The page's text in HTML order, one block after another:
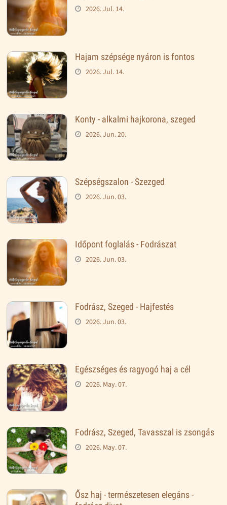
2026. Jul. 14.
Hajam szépsége nyáron is fontos
2026. Jul. 14.
Konty - alkalmi hajkorona, szeged
2026. Jun. 20.
Szépségszalon - Szezged
2026. Jun. 03.
Időpont foglalás - Fodrászat
2026. Jun. 03.
Fodrász, Szeged - Hajfestés
2026. Jun. 03.
Egészséges és ragyogó haj a cél
2026. May. 07.
Fodrász, Szeged, Tavasszal is zsongás
2026. May. 07.
Ősz haj - természetesen elegáns -